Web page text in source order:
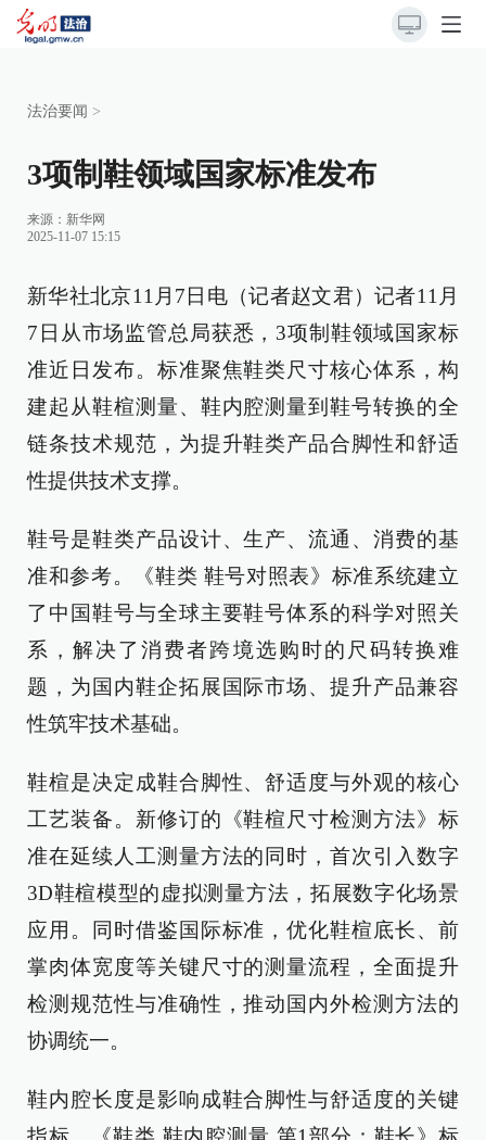
法治要闻 >
3项制鞋领域国家标准发布
来源： 新华网
2025-11-07 15:15
新华社北京11月7日电（记者赵文君）记者11月
7日从市场监管总局获悉，3项制鞋领域国家标
准近日发布。标准聚焦鞋类尺寸核心体系，构
建起从鞋楦测量、鞋内腔测量到鞋号转换的全
链条技术规范，为提升鞋类产品合脚性和舒适
性提供技术支撑。
鞋号是鞋类产品设计、生产、流通、消费的基
准和参考。《鞋类 鞋号对照表》标准系统建立
了中国鞋号与全球主要鞋号体系的科学对照关
系，解决了消费者跨境选购时的尺码转换难
题，为国内鞋企拓展国际市场、提升产品兼容
性筑牢技术基础。
鞋楦是决定成鞋合脚性、舒适度与外观的核心
工艺装备。新修订的《鞋楦尺寸检测方法》标
准在延续人工测量方法的同时，首次引入数字
3D鞋楦模型的虚拟测量方法，拓展数字化场景
应用。同时借鉴国际标准，优化鞋楦底长、前
掌肉体宽度等关键尺寸的测量流程，全面提升
检测规范性与准确性，推动国内外检测方法的
协调统一。
鞋内腔长度是影响成鞋合脚性与舒适度的关键